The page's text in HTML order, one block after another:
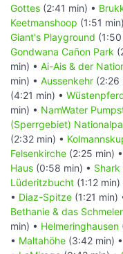
Gottes (2:41 min) •
Keetmanshoop (1:51
Giant's Playground
Gondwana Cañon Park
min) • Ai-Ais & der
min) • Aussenkehr (2:26
(4:21 min) •
min) • NamWater
(Sperrgebiet)
(2:32 min) •
Felsenkirche (2:25 min) •
Haus (0:58 min) • Shark
Lüderitzbucht (1:12 min)
• Diaz-Spitze (1:21 min)
Bethanie & das
min) • Helmeringhausen
• Maltahöhe (3:42 min) •